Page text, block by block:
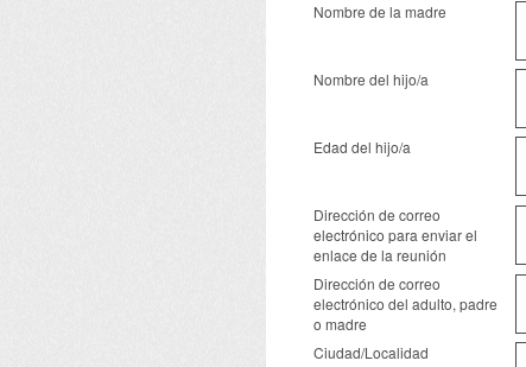
Nombre de la madre
Nombre del hijo/a
Edad del hijo/a
Dirección de correo
electrónico para enviar el
enlace de la reunión
Dirección de correo
electrónico del adulto, padre
o madre
Ciudad/Localidad